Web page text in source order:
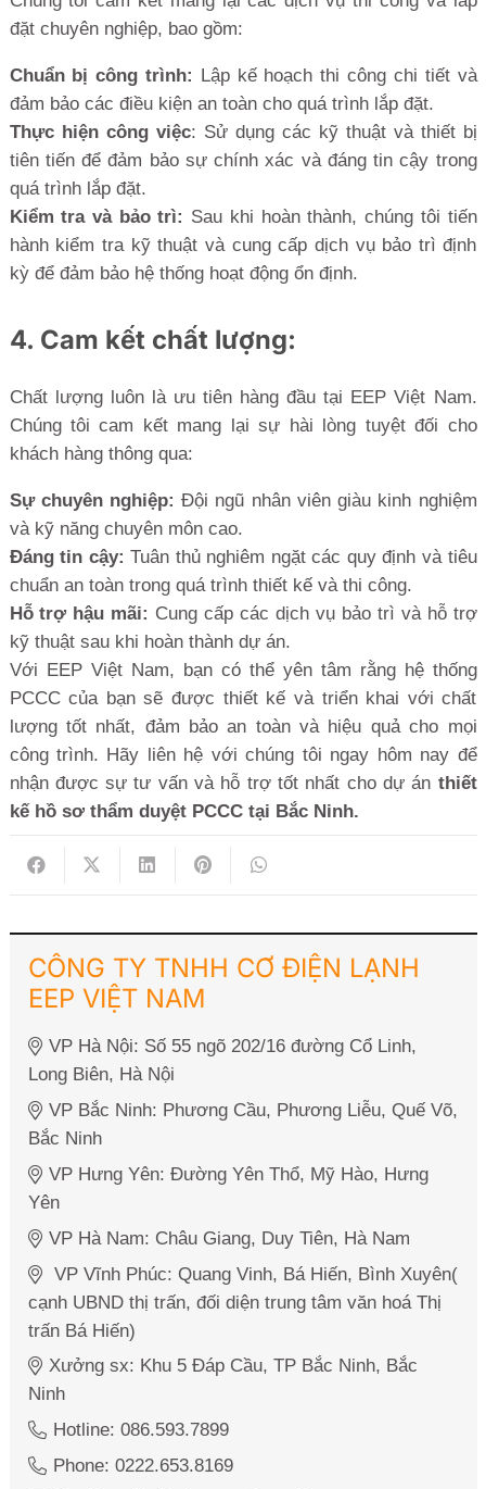
đặt chuyên nghiệp, bao gồm:
Chuẩn bị công trình: Lập kế hoạch thi công chi tiết và
đảm bảo các điều kiện an toàn cho quá trình lắp đặt.
Thực hiện công việc: Sử dụng các kỹ thuật và thiết bị
tiên tiến để đảm bảo sự chính xác và đáng tin cậy trong
quá trình lắp đặt.
Kiểm tra và bảo trì: Sau khi hoàn thành, chúng tôi tiến
hành kiểm tra kỹ thuật và cung cấp dịch vụ bảo trì định
kỳ để đảm bảo hệ thống hoạt động ổn định.
4. Cam kết chất lượng:
Chất lượng luôn là ưu tiên hàng đầu tại EEP Việt Nam.
Chúng tôi cam kết mang lại sự hài lòng tuyệt đối cho
khách hàng thông qua:
Sự chuyên nghiệp: Đội ngũ nhân viên giàu kinh nghiệm
và kỹ năng chuyên môn cao.
Đáng tin cậy: Tuân thủ nghiêm ngặt các quy định và tiêu
chuẩn an toàn trong quá trình thiết kế và thi công.
Hỗ trợ hậu mãi: Cung cấp các dịch vụ bảo trì và hỗ trợ
kỹ thuật sau khi hoàn thành dự án.
Với EEP Việt Nam, bạn có thể yên tâm rằng hệ thống
PCCC của bạn sẽ được thiết kế và triển khai với chất
lượng tốt nhất, đảm bảo an toàn và hiệu quả cho mọi
công trình. Hãy liên hệ với chúng tôi ngay hôm nay để
nhận được sự tư vấn và hỗ trợ tốt nhất cho dự án thiết
kế hồ sơ thẩm duyệt PCCC tại Bắc Ninh.
CÔNG TY TNHH CƠ ĐIỆN LẠNH
EEP VIỆT NAM
VP Hà Nội: Số 55 ngõ 202/16 đường Cổ Linh,
Long Biên, Hà Nội
VP Bắc Ninh: Phương Cầu, Phương Liễu, Quế Võ,
Bắc Ninh
VP Hưng Yên: Đường Yên Thổ, Mỹ Hào, Hưng
Yên
VP Hà Nam: Châu Giang, Duy Tiên, Hà Nam
VP Vĩnh Phúc: Quang Vinh, Bá Hiến, Bình Xuyên(
cạnh UBND thị trấn, đối diện trung tâm văn hoá Thị
trấn Bá Hiến)
Xưởng sx: Khu 5 Đáp Cầu, TP Bắc Ninh, Bắc
Ninh
Hotline: 086.593.7899
Phone: 0222.653.8169